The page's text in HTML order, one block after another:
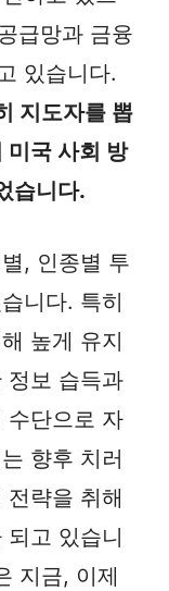
급망과 금융
있습니다.
지도자를 뽑
미국 사회 방
습니다.
, 인종별 투
니다. 특히
높게 유지
정보 습득과
수단으로 자
향후 치러
략을 취해
고 있습니
지금, 이제